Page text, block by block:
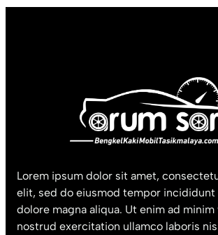
Lorem ipsum dolor sit amet,
elit, sed do eiusmod tempor incididunt
dolore magna aliqua. Ut enim ad minim
nostrud exercitation ullamco laboris